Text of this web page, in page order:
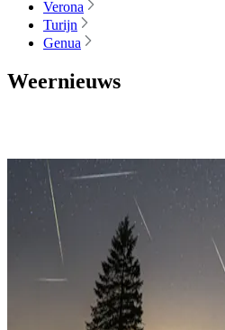
Verona
Turijn
Genua
Weernieuws